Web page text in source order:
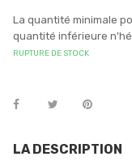
La quantité minimale
quantité inférieure
RUPTURE DE STOCK
LA DESCRIPTION